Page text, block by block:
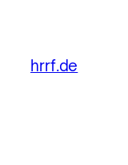
hrrf.de